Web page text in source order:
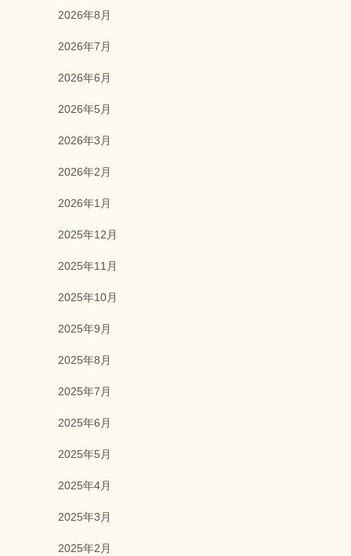
2026年8月
2026年7月
2026年6月
2026年5月
2026年3月
2026年2月
2026年1月
2025年12月
2025年11月
2025年10月
2025年9月
2025年8月
2025年7月
2025年6月
2025年5月
2025年4月
2025年3月
2025年2月